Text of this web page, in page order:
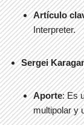
Artículo
Interpreter.
Sergei
Aporte: Es
multipolar y